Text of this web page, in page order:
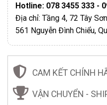
Hotline: 078 3455 333 -
Địa chỉ: Tầng 4, 72 Tây
561 Nguyễn Đình Chiểu,
CAM KẾT CHÍNH
VẬN CHUYỂN -